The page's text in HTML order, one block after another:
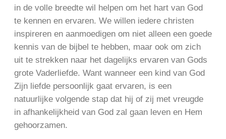
in de volle breedte wil helpen om het hart van God
te kennen en ervaren. We willen iedere christen
inspireren en aanmoedigen om niet alleen een goede
kennis van de bijbel te hebben, maar ook om zich
uit te strekken naar het dagelijks ervaren van Gods
grote Vaderliefde. Want wanneer een kind van God
Zijn liefde persoonlijk gaat ervaren, is een
natuurlijke volgende stap dat hij of zij met vreugde
in afhankelijkheid van God zal gaan leven en Hem
gehoorzamen.